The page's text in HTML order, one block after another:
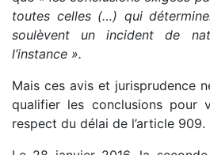
toutes celles (…) qui
soulèvent un incident de
l’instance ».
Mais ces avis et jurisprudence
qualifier les conclusions pour
respect du délai de l’article 909.